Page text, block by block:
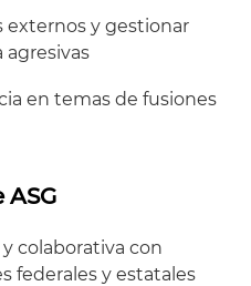
externos y gestionar
en temas de fusiones
colaborativa con
federales y estatales